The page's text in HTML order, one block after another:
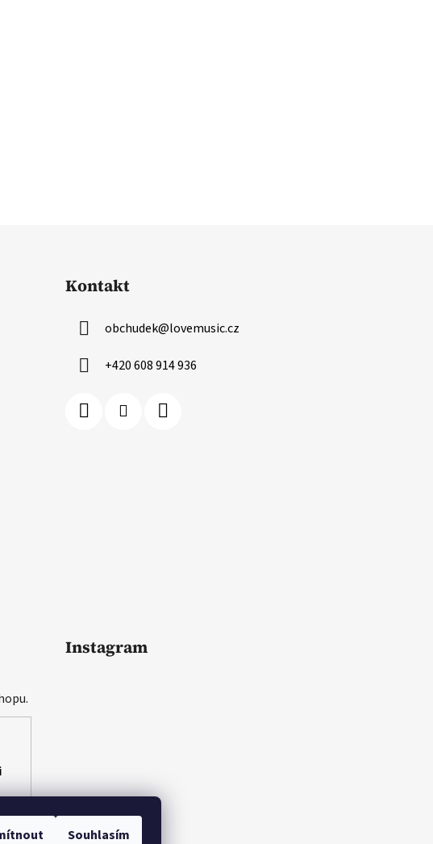
Souhlasím
Kontakt
obchudek@lovemusic.cz
+420 608 914 936
Instagram